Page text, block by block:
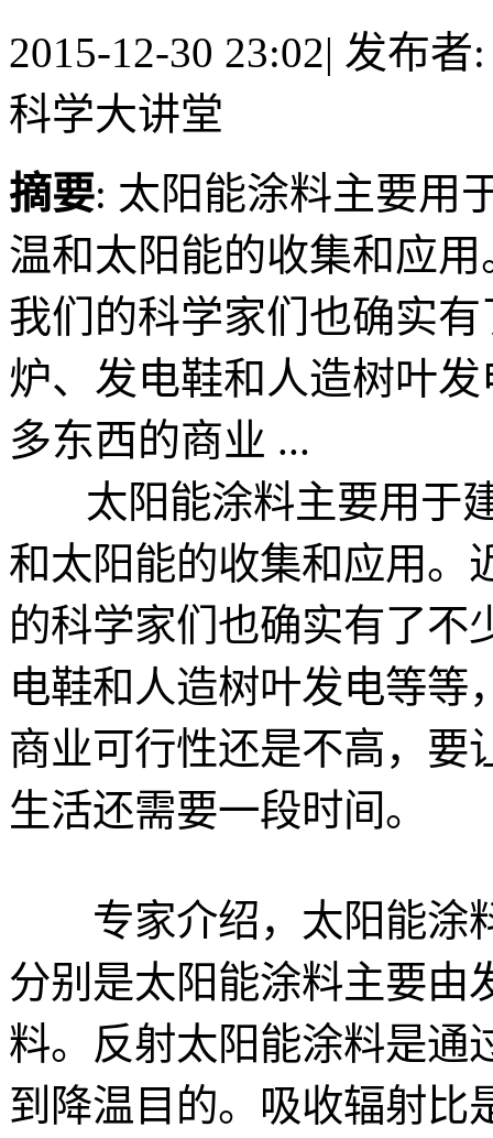
2015-12-30 23:02| 发布者
科学大讲堂
摘要: 太阳能涂料主要用
温和太阳能的收集和应
我们的科学家们也确实
炉、发电鞋和人造树叶
多东西的商业 ...
太阳能涂料主要用于建
和太阳能的收集和应用。
的科学家们也确实有了不
电鞋和人造树叶发电等等
商业可行性还是不高，要
生活还需要一段时间。
专家介绍，太阳能涂
分别是太阳能涂料主要由
料。反射太阳能涂料是通
到降温目的。吸收辐射比